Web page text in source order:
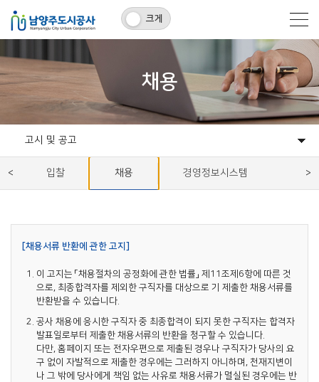
크게
채용
고시 및 공고
공지사항
고시 및 공고
입찰 채용 경영정보시스템
[채용서류 반환에 관한 고지]
이 고지는 「채용절차의 공정화에 관한 법률」 제11조제6항에 따른 것
으로, 최종합격자를 제외한 구직자를 대상으로 기 제출한 채용서류를
반환받을 수 있습니다.
공사 채용에 응시한 구직자 중 최종합격이 되지 못한 구직자는 합격자
발표일로부터 제출한 채용서류의 반환을 청구할 수 있습니다.
다만, 홈페이지 또는 전자우편으로 제출된 경우나 구직자가 당사의 요
구 없이 자발적으로 제출한 경우에는 그러하지 아니하며, 천재지변이
나 그 밖에 당사에게 책임 없는 사유로 채용서류가 멸실된 경우에는 반